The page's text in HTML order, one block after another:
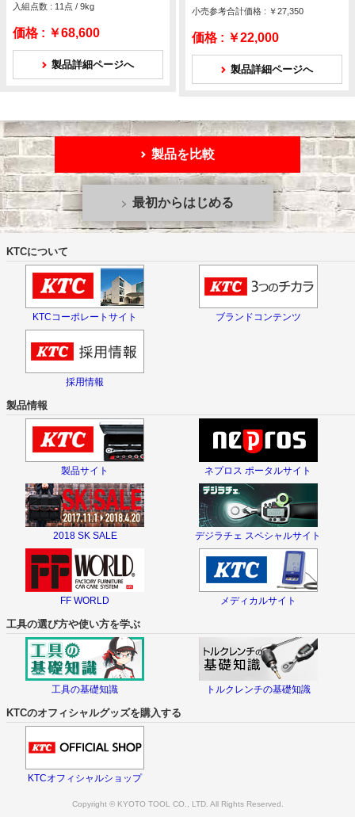
入組点数 : 11点 / 9kg
価格 : ￥68,600
製品詳細ページへ
小売参考合計価格 : ￥27,350
価格 : ￥22,000
製品詳細ページへ
製品を比較
最初からはじめる
KTCについて
KTCコーポレートサイト ブランドコンテンツ
採用情報
製品情報
製品サイト ネプロス ポータルサイト
2018 SK SALE デジラチェ スペシャルサイト
FF WORLD メディカルサイト
工具の選び方や使い方を学ぶ
工具の基礎知識 トルクレンチの基礎知識
KTCのオフィシャルグッズを購入する
KTCオフィシャルショップ
Copyright © KYOTO TOOL CO., LTD. All Rights Reserved.